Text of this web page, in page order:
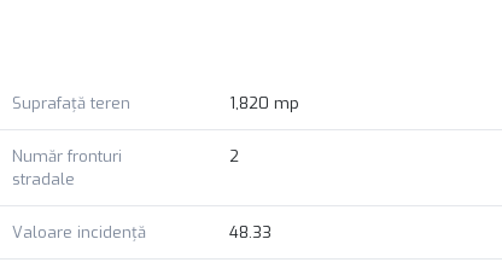
Suprafață teren 1,820 mp
Număr fronturi
stradale
2
Valoare incidență 48.33